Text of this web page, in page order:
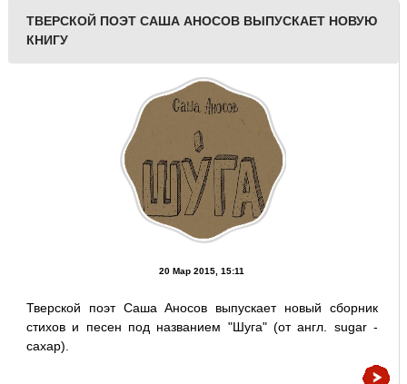
ТВЕРСКОЙ ПОЭТ САША АНОСОВ ВЫПУСКАЕТ НОВУЮ
КНИГУ
20 Мар 2015, 15:11
Тверской поэт Саша Аносов выпускает новый сборник
стихов и песен под названием "Шуга" (от англ. sugar -
сахар).